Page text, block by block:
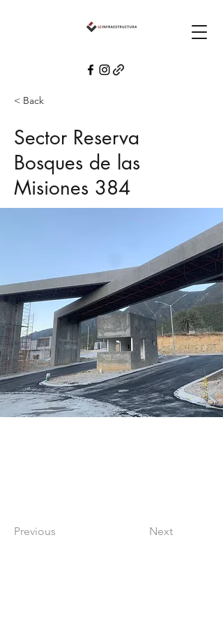
< Back
Sector Reserva
Bosques de las
Misiones 384
Previous Next